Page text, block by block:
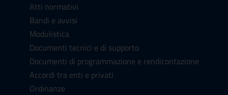
Atti normativi
Bandi e avvisi
Modulistica
Documenti tecnici e di supporto
Documenti di programmazione e rendicontazione
Accordi tra enti e privati
Ordinanze